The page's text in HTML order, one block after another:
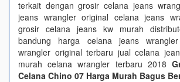
terkait dengan grosir celana jeans
jeans wrangler original celana jeans
grosir celana jeans kw murah
bandung harga celana jeans
wrangler original terbaru jual celana
murah celana wrangler terbaru 2018
Celana Chino 07 Harga Murah Bagus